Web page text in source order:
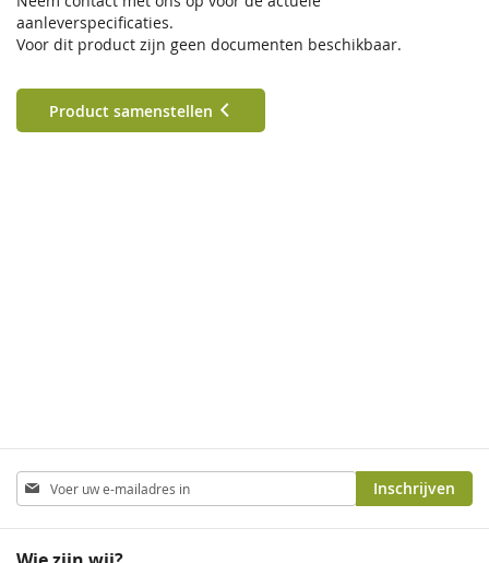
aanleverspecificaties.
Voor dit product zijn geen documenten beschikbaar.
Product samenstellen
Abonneer
u
op
Inschrijven